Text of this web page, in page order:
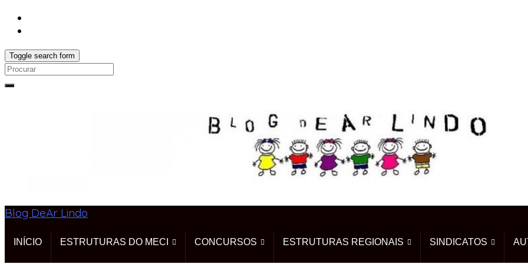
Toggle search form
Search
Blog DeAr Lindo
INÍCIO ESTRUTURAS DO MECI CONCURSOS ESTRUTURAS REGIONAIS SINDICATOS